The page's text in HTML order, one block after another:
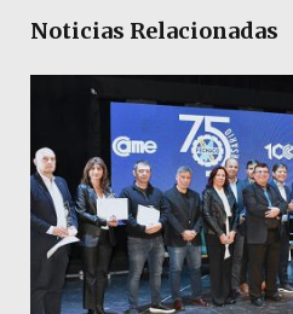
Noticias Relacionadas